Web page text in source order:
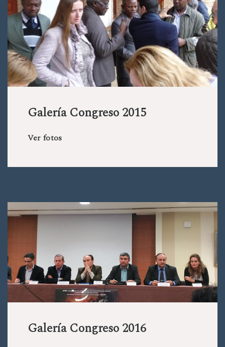
Galería Congreso 2015
Ver fotos
Galería Congreso 2016